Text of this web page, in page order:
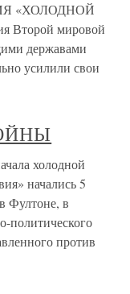
«ХОЛОДНОЙ
Второй мировой
державами
усилили свои
холодной
начались 5
Фултоне, в
политического
против